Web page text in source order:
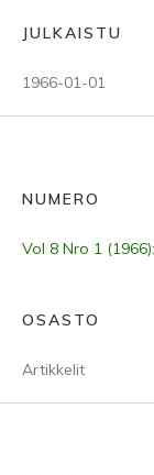
JULKAISTU
1966-01-01
NUMERO
Vol 8 Nro 1
OSASTO
Artikkelit